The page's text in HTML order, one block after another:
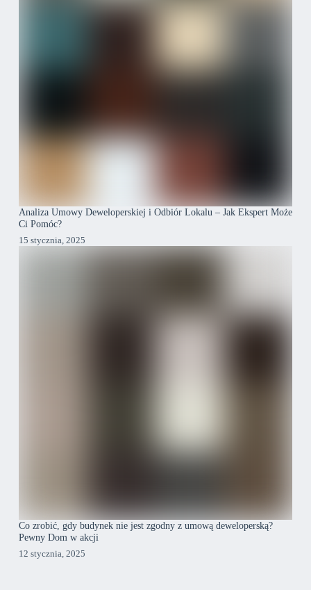
Analiza Umowy Deweloperskiej i Odbiór Lokalu – Jak Ekspert Może
Ci Pomóc?
15 stycznia, 2025
Co zrobić, gdy budynek nie jest zgodny z umową deweloperską?
Pewny Dom w akcji
12 stycznia, 2025